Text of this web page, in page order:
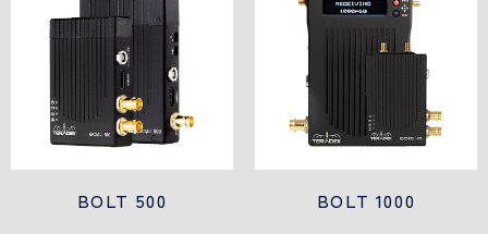
BOLT 500 BOLT 1000